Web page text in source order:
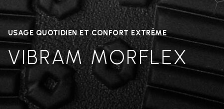
USAGE QUOTIDIEN ET CONFORT EXTRÊME
VIBRAM MORFLEX